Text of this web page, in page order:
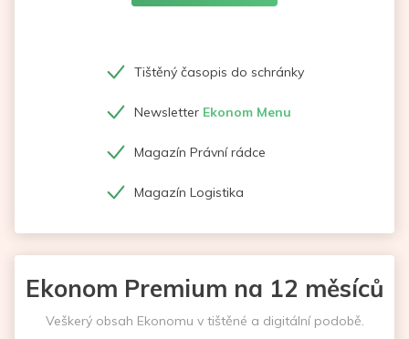
Tištěný časopis do schránky
Newsletter Ekonom Menu
Magazín Právní rádce
Magazín Logistika
Ekonom Premium na 12 měsíců
Veškerý obsah Ekonomu v tištěné a digitální podobě.